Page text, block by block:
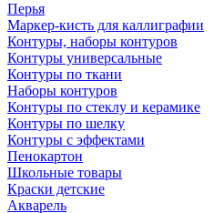
Перья
Маркер-кисть для каллиграфии
Контуры, наборы контуров
Контуры универсальные
Контуры по ткани
Наборы контуров
Контуры по стеклу и керамике
Контуры по шелку
Контуры с эффектами
Пенокартон
Школьные товары
Краски детские
Акварель